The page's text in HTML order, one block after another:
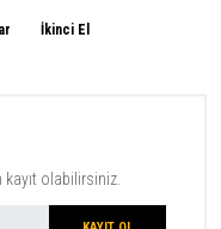
İkinci El
olabilirsiniz.